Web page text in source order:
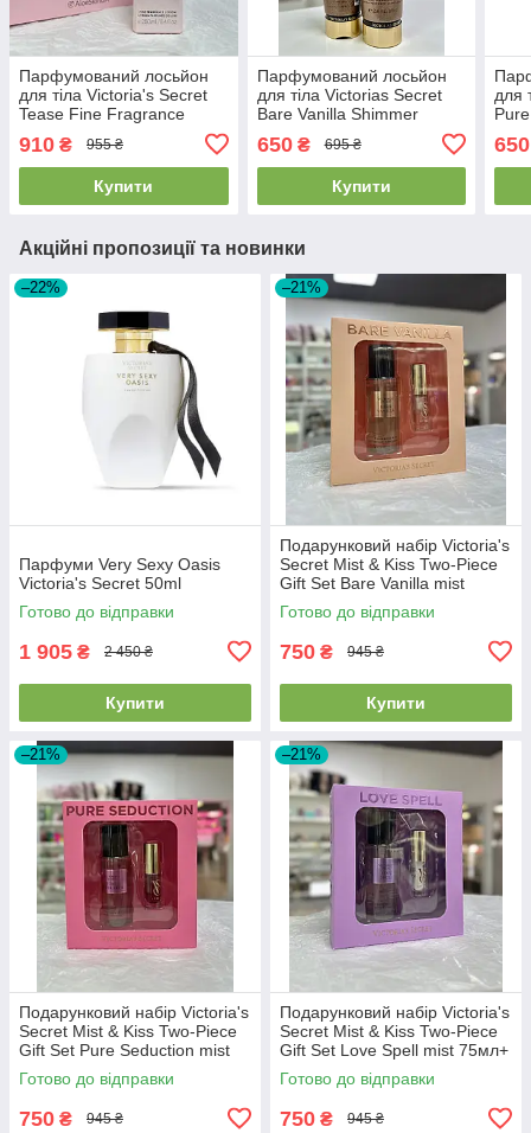
Парфумований лосьйон
для тіла Victoria's Secret
Tease Fine Fragrance
910 ₴ 955 ₴
Купити
Парфумований лосьйон
для тіла Victorias Secret
Bare Vanilla Shimmer
650₴ 695 ₴
Купити
для
650
Акційні пропозиції та новинки
–22%
Парфуми Very Sexy Oasis
Victoria's Secret 50ml
Готово до відправки
1 905 ₴ 2 450 ₴
Купити
–21%
Подарунковий набір Victoria's
Secret Mist & Kiss Two-Piece
Gift Set Bare Vanilla mist
75мл+ lip oil 3.2г
Готово до відправки
750 ₴ 945 ₴
Купити
–21%
Подарунковий набір Victoria's
Secret Mist & Kiss Two-Piece
Gift Set Pure Seduction mist
75мл+ lip oil 3.2г
Готово до відправки
750 ₴ 945 ₴
–21%
Подарунковий набір Victoria's
Secret Mist & Kiss Two-Piece
Gift Set Love Spell mist 75мл+
lip oil 3.2г
Готово до відправки
750 ₴ 945 ₴